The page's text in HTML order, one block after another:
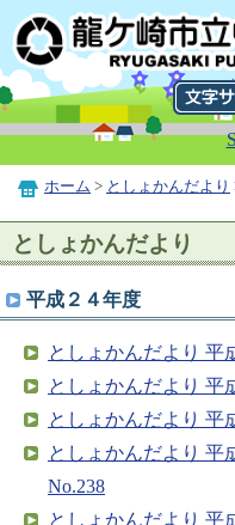
ホーム > としょかんだより
としょかんだより
平成２４年度
としょかんだより 平
としょかんだより
としょかんだより
としょかんだより
No.238
としょかんだより